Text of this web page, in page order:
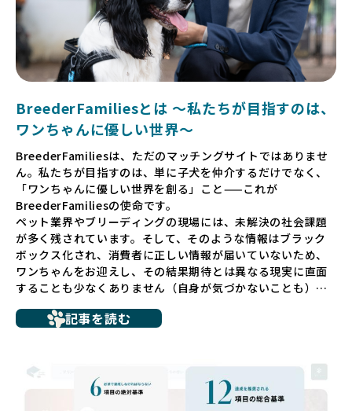
BreederFamiliesとは 〜私たちが目指すのは、
ワンちゃんに優しい世界〜
BreederFamiliesは、ただのマッチングサイトではありませ
ん。私たちが目指すのは、単に子犬を仲介するだけでなく、
「ワンちゃんに優しい世界を創る」こと——これが
BreederFamiliesの使命です。
ペット業界やブリーディングの現場には、未解決の社会課題
が多く残されています。そして、そのような情報はブラック
ボックス化され、消費者に正しい情報が届いていないため、
ワンちゃんをお迎えし、その結果期待とは異なる現実に直面
することも少なくありません（自身が気づかないことも）。
ち、健康面や社会性に問題を抱えていたり、またブリーダー
いるというケースもあります。こうした問題は、消費者にと
っても大きな負担であり、ワンちゃん自身にとっても非常に
記事を読む